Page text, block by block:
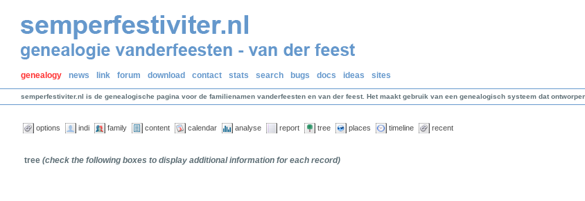
genealogy news link forum download contact stats search bugs docs ideas sites
semperfestiviter.nl is de genealogische pagina voor de familienamen vanderfeesten en van der feest. Het maakt gebruik van een genealogisch systeem dat
options indi family content calendar analyse report tree places timeline recent
tree (check the following boxes to display additional information for each record)